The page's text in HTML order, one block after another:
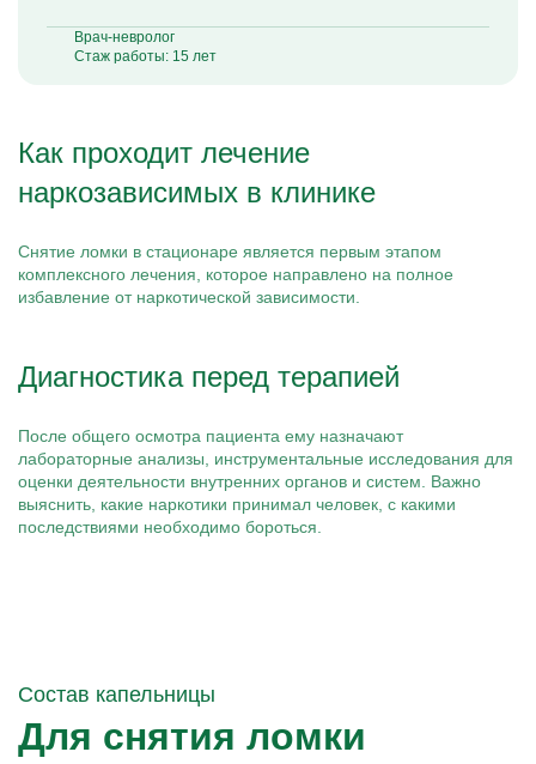
Врач-невролог
Стаж работы: 15 лет
Как проходит лечение
наркозависимых в клинике
Снятие ломки в стационаре является первым этапом
комплексного лечения, которое направлено на полное
избавление от наркотической зависимости.
Диагностика перед терапией
После общего осмотра пациента ему назначают
лабораторные анализы, инструментальные исследования для
оценки деятельности внутренних органов и систем. Важно
выяснить, какие наркотики принимал человек, с какими
последствиями необходимо бороться.
Состав капельницы
Для снятия ломки